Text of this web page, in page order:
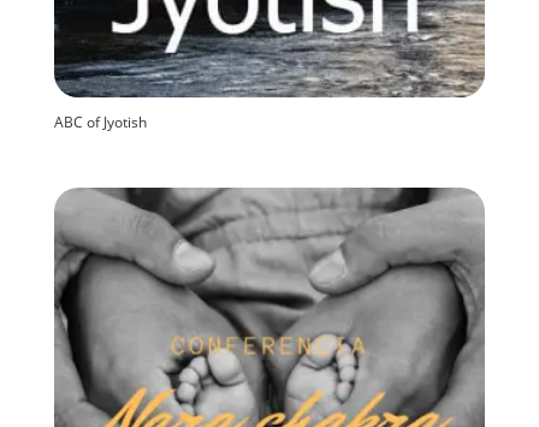
ABC of Jyotish